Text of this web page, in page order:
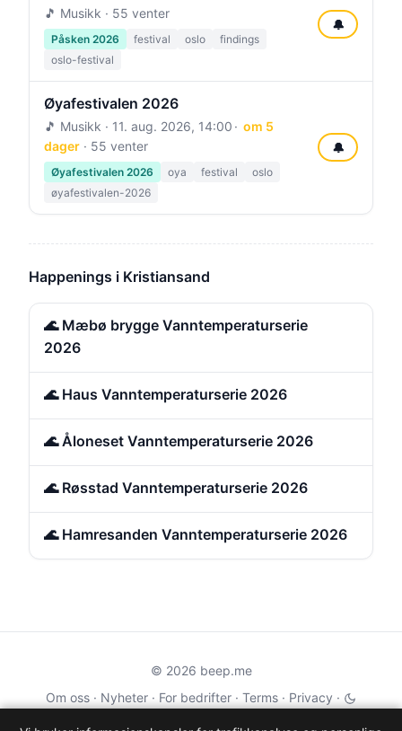
🎵 Musikk · 55 venter
Påsken 2026 festival oslo
findings
oslo-festival
🔔
Øyafestivalen 2026
🎵 Musikk · 11. aug. 2026, 14:00
om 5
dager · 55 venter
Øyafestivalen 2026 oya festival
oslo
øyafestivalen-2026
🔔
Happenings i Kristiansand
🌊 Mæbø brygge Vanntemperaturserie
2026
🌊 Haus Vanntemperaturserie 2026
🌊 Åloneset Vanntemperaturserie 2026
🌊 Røsstad Vanntemperaturserie 2026
🌊 Hamresanden Vanntemperaturserie 2026
© 2026 beep.me
Om oss · Nyheter · For bedrifter · Terms · Privacy ·
Wikidata OMDb